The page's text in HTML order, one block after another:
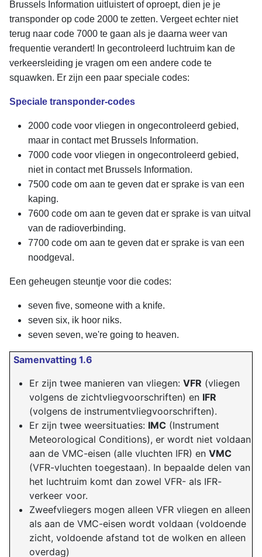
Brussels Information uitluistert of oproept, dien je je
transponder op code 2000 te zetten. Vergeet echter niet
terug naar code 7000 te gaan als je daarna weer van
frequentie verandert! In gecontroleerd luchtruim kan de
verkeersleiding je vragen om een andere code te
squawken. Er zijn een paar speciale codes:
Speciale transponder-codes
2000 code voor vliegen in ongecontroleerd gebied,
maar in contact met Brussels Information.
7000 code voor vliegen in ongecontroleerd gebied,
niet in contact met Brussels Information.
7500 code om aan te geven dat er sprake is van een
kaping.
7600 code om aan te geven dat er sprake is van uitval
van de radioverbinding.
7700 code om aan te geven dat er sprake is van een
noodgeval.
Een geheugen steuntje voor die codes:
seven five, someone with a knife.
seven six, ik hoor niks.
seven seven, we're going to heaven.
Samenvatting 1.6
Er zijn twee manieren van vliegen: VFR (vliegen
volgens de zichtvliegvoorschriften) en IFR
(volgens de instrumentvliegvoorschriften).
Er zijn twee weersituaties: IMC (Instrument
Meteorological Conditions), er wordt niet voldaan
aan de VMC-eisen (alle vluchten IFR) en VMC
(VFR-vluchten toegestaan). In bepaalde delen van
het luchtruim komt dan zowel VFR- als IFR-
verkeer voor.
Zweefvliegers mogen alleen VFR vliegen en alleen
als aan de VMC-eisen wordt voldaan (voldoende
zicht, voldoende afstand tot de wolken en alleen
overdag)